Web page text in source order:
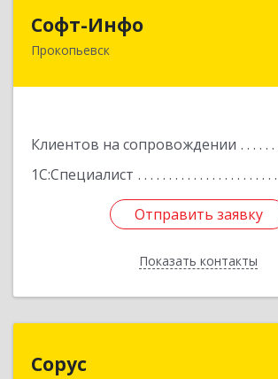
Софт-Инфо
Прокопьевск
Клиентов на сопровождении
1С:Специалист
Отправить заявку
Показать контакты
653039, Кемеровская
Отправить заявку
Назад
Сорус